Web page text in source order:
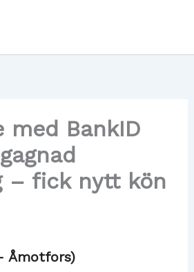
med BankID
– fick nytt kön
Åmotfors)